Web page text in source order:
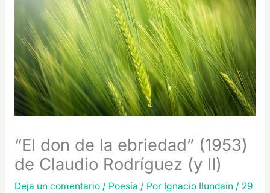
“El don de la ebriedad” (1953)
de Claudio Rodríguez (y II)
Deja un comentario / Poesía / Por Ignacio Ilundain / 29